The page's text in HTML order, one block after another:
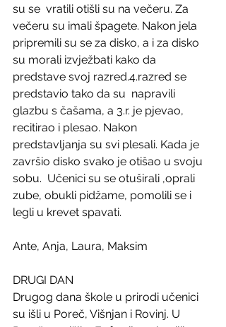
su se  vratili otišli su na večeru. Za
večeru su imali špagete. Nakon jela
pripremili su se za disko, a i za disko
su morali izvježbati kako da
predstave svoj razred.4.razred se
predstavio tako da su  napravili
glazbu s čašama, a 3.r. je pjevao,
recitirao i plesao. Nakon
predstavljanja su svi plesali. Kada je
završio disko svako je otišao u svoju
sobu.  Učenici su se otuširali ,oprali
zube, obukli pidžame, pomolili se i
legli u krevet spavati.
Ante, Anja, Laura, Maksim
DRUGI DAN
Drugog dana škole u prirodi učenici
su išli u Poreč, Višnjan i Rovinj. U